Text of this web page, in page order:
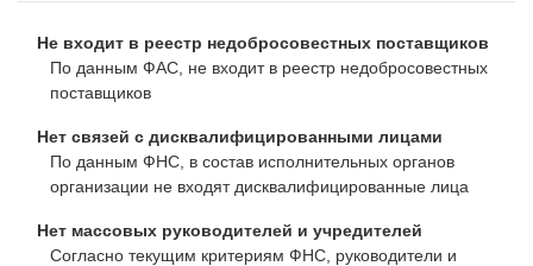
Не входит в реестр недобросовестных поставщиков
По данным ФАС, не входит в реестр недобросовестных
поставщиков
Нет связей с дисквалифицированными лицами
По данным ФНС, в состав исполнительных органов
организации не входят дисквалифицированные лица
Нет массовых руководителей и учредителей
Согласно текущим критериям ФНС, руководители и